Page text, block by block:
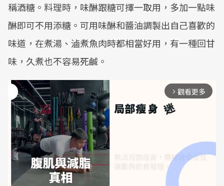
稱酒糖。料理時，味醂跟糖可擇一取用，多加一點味
醂即可不用添糖。可用味醂和醬油調製出自己喜歡的
味道，在煮湯、滷煮魚肉時都相當好用，有一種回甘
味，久煮也不容易死鹹。
arrow_forward_ios 觀看更多